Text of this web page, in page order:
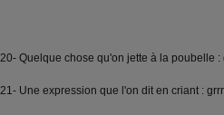
20- Quelque chose qu'on jette à la poubelle
21- Une expression que l'on dit en criant :